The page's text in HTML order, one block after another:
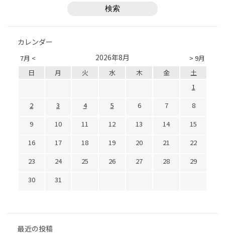
カレンダー
7月 < > 9月
2026年8月
日 月 火 水 木 金
土
1
2
3 4 5 6 7
8
9
10 11 12 13 14
15
16
17 18 19 20 21
22
23
24 25 26 27 28
29
30
31
最近の投稿